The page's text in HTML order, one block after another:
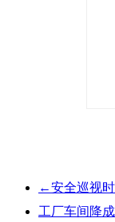
←安全巡视
工厂车间降